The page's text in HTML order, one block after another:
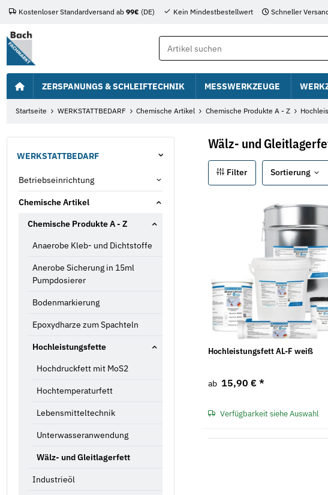
Kostenloser Standardversand ab 99€ (DE) Kein Mindestbestellwert Schneller
ZERSPANUNGS & SCHLEIFTECHNIK MESSWERKZEUGE
Startseite WERKSTATTBEDARF Chemische Artikel Chemische Produkte A - Z
Wälz- und
Filter Sortierung
Hochleistungsfett AL-F weiß
ab 15,90 € *
Verfügbarkeit siehe Auswahl
WERKSTATTBEDARF
Betriebseinrichtung
Chemische Artikel
Chemische Produkte A - Z
Anaerobe Kleb- und Dichtstoffe
Anerobe Sicherung in 15ml
Pumpdosierer
Bodenmarkierung
Epoxydharze zum Spachteln
Hochleistungsfette
Hochdruckfett mit MoS2
Hochtemperaturfett
Lebensmitteltechnik
Unterwasseranwendung
Wälz- und Gleitlagerfett
Industrieöl